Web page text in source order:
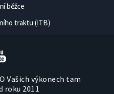
běžce
traktu (ITB)
Vašich výkonech tam
roku 2011